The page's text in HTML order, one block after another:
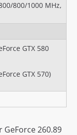
800/1000 MHz,
GTX 580
GTX 570)
GeForce 260.89